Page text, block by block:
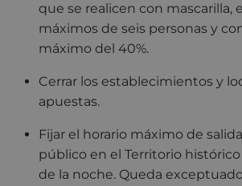
que se realicen con mascarilla,
máximos de seis personas y
máximo del 40%.
Cerrar los establecimientos y
apuestas.
Fijar el horario máximo de
público en el Territorio histórico
de la noche. Queda